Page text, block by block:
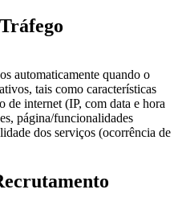
automaticamente quando o
tais como características
internet (IP, com data e hora
página/funcionalidades
dos serviços (ocorrência de